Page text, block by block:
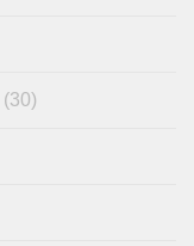
(30)